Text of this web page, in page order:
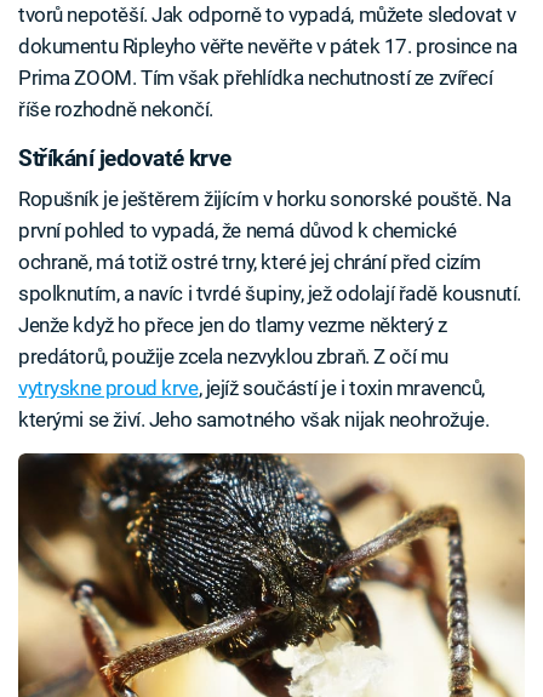
tvorů nepotěší. Jak odporně to vypadá, můžete sledovat v
dokumentu Ripleyho věřte nevěřte v pátek 17. prosince na
Prima ZOOM. Tím však přehlídka nechutností ze zvířecí
říše rozhodně nekončí.
Stříkání jedovaté krve
Ropušník je ještěrem žijícím v horku sonorské pouště. Na
první pohled to vypadá, že nemá důvod k chemické
ochraně, má totiž ostré trny, které jej chrání před cizím
spolknutím, a navíc i tvrdé šupiny, jež odolají řadě kousnutí.
Jenže když ho přece jen do tlamy vezme některý z
predátorů, použije zcela nezvyklou zbraň. Z očí mu
vytryskne proud krve, jejíž součástí je i toxin mravenců,
kterými se živí. Jeho samotného však nijak neohrožuje.